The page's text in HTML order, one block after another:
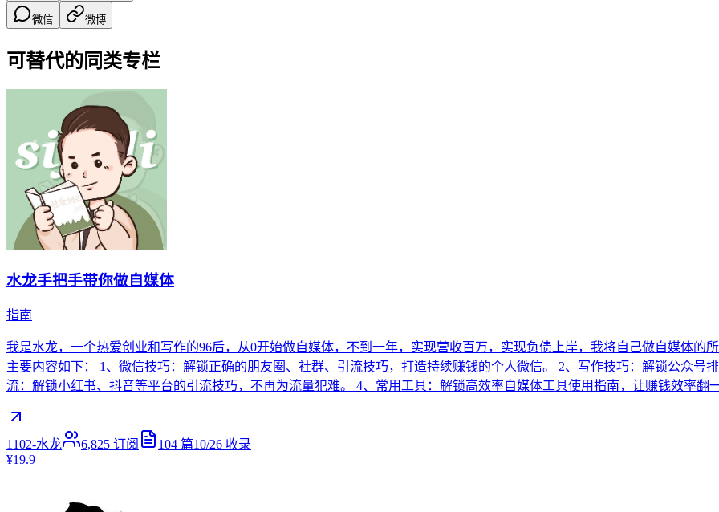
微信 微博
可替代的同类专栏
水龙手把手带你做自媒体
指南
我是水龙，一个热爱创业和写作的96后，从0开始做自媒体，不到一年，实现营收百万，实现负债上岸，我将自己做自媒体的
主要内容如下： 1、微信技巧：解锁正确的朋友圈、社群、引流技巧，打造持续赚钱的个人微信。 2、写作技巧：解锁公众号
流：解锁小红书、抖音等平台的引流技巧，不再为流量犯难。 4、常用工具：解锁高效率自媒体工具使用指南，让赚钱效率翻
1102-水龙 6,825 订阅 104 篇10/26 收录
¥19.9